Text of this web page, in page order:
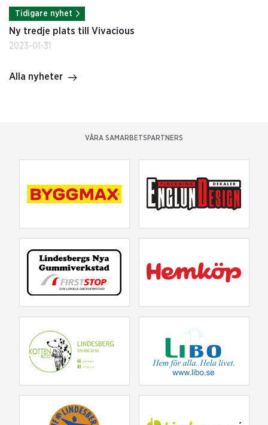
Tidigare nyhet
Ny tredje plats till Vivacious
2023-01-31
Alla nyheter
VÅRA SAMARBETSPARTNERS